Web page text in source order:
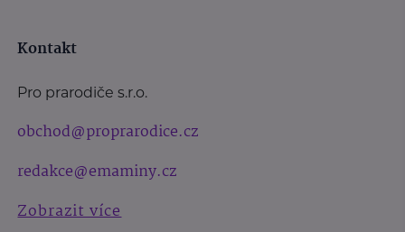
Kontakt
Pro prarodiče s.r.o.
obchod@proprarodice.cz
redakce@emaminy.cz
Zobrazit více